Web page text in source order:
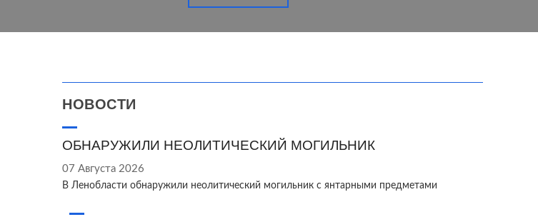
НОВОСТИ
ОБНАРУЖИЛИ НЕОЛИТИЧЕСКИЙ МОГИЛЬНИК
07 Августа 2026
В Ленобласти обнаружили неолитический могильник с янтарными предметами